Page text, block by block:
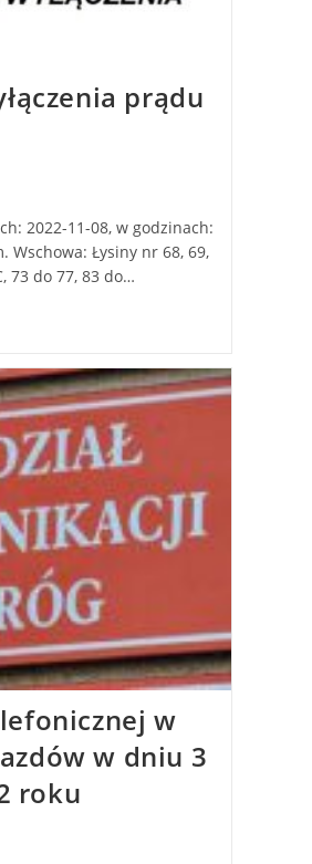
prądu
2022-11-08, w godzinach:
Wschowa: Łysiny nr 68, 69,
73 do 77, 83 do…
w
w dniu 3
roku